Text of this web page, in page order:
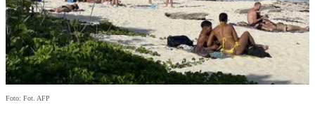
Foto: Fot. AFP